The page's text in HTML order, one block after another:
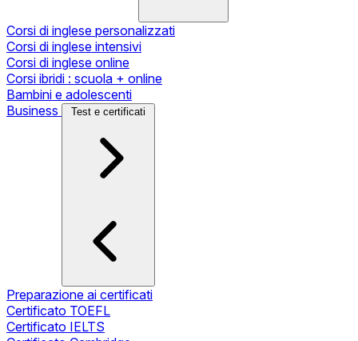
Corsi di inglese personalizzati
Corsi di inglese intensivi
Corsi di inglese online
Corsi ibridi : scuola + online
Bambini e adolescenti
Business
Test e certificati
Preparazione ai certificati
Certificato TOEFL
Certificato IELTS